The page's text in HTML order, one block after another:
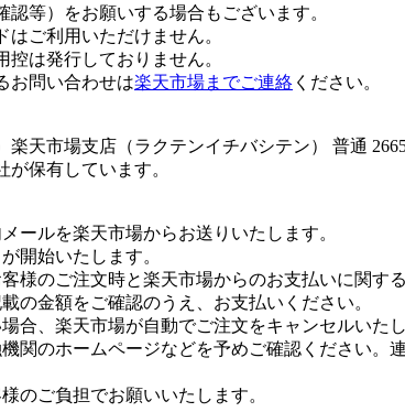
等）をお願いする場合もございます。
ご利用いただけません。
は発行しておりません。
お問い合わせは楽天市場までご連絡 ください。
楽天市場支店（ラクテンイチバシテン） 普通
保有しています。
ールを楽天市場からお送りいたします。
開始いたします。
様のご注文時と楽天市場からのお支払いに関す
の金額をご確認のうえ、お支払いください。
合、楽天市場が自動でご注文をキャンセルいたし
関のホームページなどを予めご確認ください
のご負担でお願いいたします。